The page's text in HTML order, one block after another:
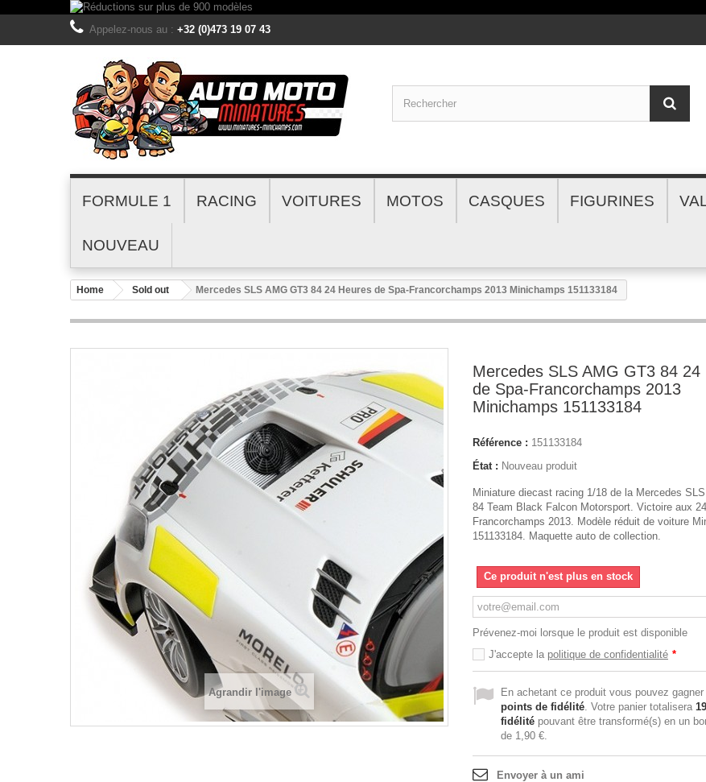
Appelez-nous au : +32 (0)473 19 07 43
FORMULE 1 RACING VOITURES MOTOS CASQUES FIGURINES
NOUVEAU
Home Sold out Mercedes SLS AMG GT3 84 24 Heures de Spa-Francorchamps 2013 Minichamps 151133184
Agrandir l'image
Mercedes SLS AMG GT3 84 24
de Spa-Francorchamps 2013
Minichamps 151133184
Référence : 151133184
État : Nouveau produit
Miniature diecast racing 1/18 de la Mercedes
84 Team Black Falcon Motorsport. Victoire aux
Francorchamps 2013. Modèle réduit de voiture
151133184. Maquette auto de collection.
Ce produit n'est plus en stock
Prévenez-moi lorsque le produit est disponible
J'accepte la politique de confidentialité *
En achetant ce produit vous pouvez gagner
points de fidélité. Votre panier totalisera 19
fidélité pouvant être transformé(s) en un
de 1,90 €.
Envoyer à un ami